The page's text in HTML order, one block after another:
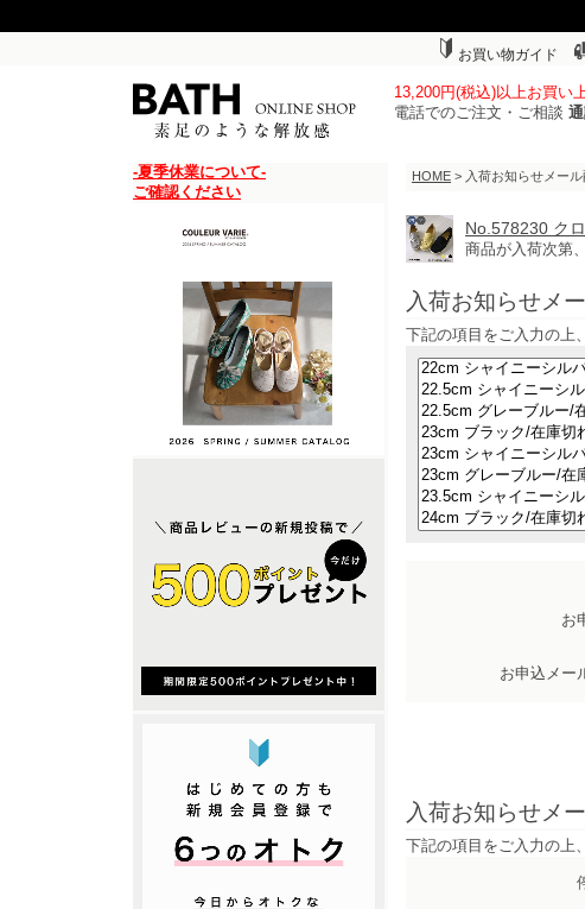
お買い物ガイド
13,200円(税込)以上お買い
電話でのご注文・ご相談
-夏季休業について-
ご確認ください
HOME > 入荷お知らせメー
No.578230 ク
商品が入荷次第
入荷お知らせメ
下記の項目をご入力の上
お
お申込メー
入荷お知らせメ
下記の項目をご入力の上